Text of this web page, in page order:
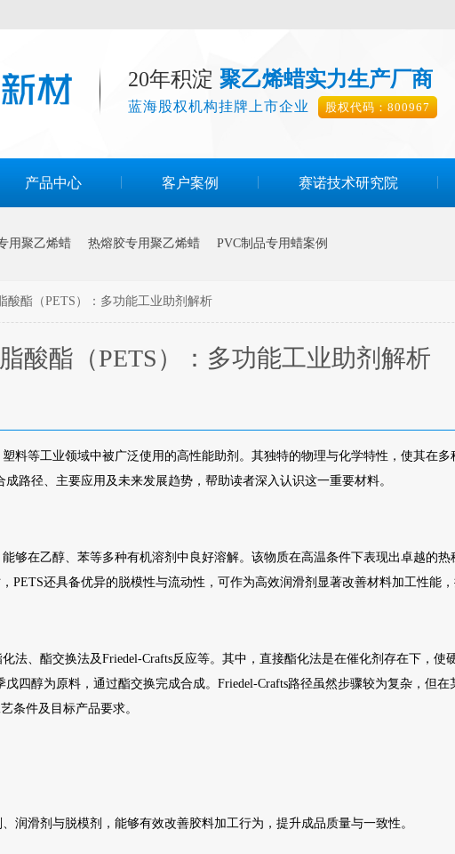
20年积淀 聚乙烯蜡实力生产厂商
蓝海股权机构挂牌上市企业 股权代码：800967
产品中心 客户案例 赛诺技术研究院
用聚乙烯蜡 热熔胶专用聚乙烯蜡 PVC制品专用蜡案例
酸酯（PETS）：多功能工业助剂解析
酸酯（PETS）：多功能工业助剂解析
料等工业领域中被广泛使用的高性能助剂。其独特的物理与化学特性，使其在
路径、主要应用及未来发展趋势，帮助读者深入认识这一重要材料。
够在乙醇、苯等多种有机溶剂中良好溶解。该物质在高温条件下表现出卓越的热
PETS还具备优异的脱模性与流动性，可作为高效润滑剂显著改善材料加工性能，
法、酯交换法及Friedel-Crafts反应等。其中，直接酯化法是在催化剂存在下，使
四醇为原料，通过酯交换完成合成。Friedel-Crafts路径虽然步骤较为复杂，但
条件及目标产品要求。
润滑剂与脱模剂，能够有效改善胶料加工行为，提升成品质量与一致性。